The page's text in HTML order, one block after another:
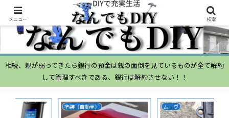
相続、親が弱ってきたら銀行の預金は親の面倒を見ているものが全て解約
して管理すべきである、銀行は解約させない！！
ムーヴ N-BOX
メニュー 検索